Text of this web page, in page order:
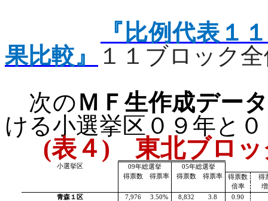
『比例代表１
果比較』
１１ブロック
次のＭＦ生作成データ
ける小選挙区０９年と
(表４) 東北ブロッ
小選挙区 09年総選挙 05年総選挙
得票数
得票率 得票数 得票率 得票数
得
倍率
青森１区
7,976 3.50% 8,832 3.8
0.90